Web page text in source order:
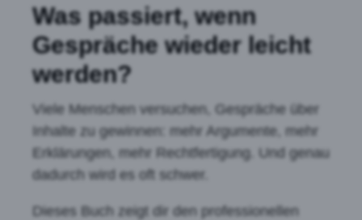
Was passiert, wenn
Gespräche wieder leicht
werden?
Viele Menschen versuchen, Gespräche über
Inhalte zu gewinnen: mehr Argumente, mehr
Erklärungen, mehr Rechtfertigung. Und genau
dadurch wird es oft schwer.
Dieses Buch zeigt dir den professionellen